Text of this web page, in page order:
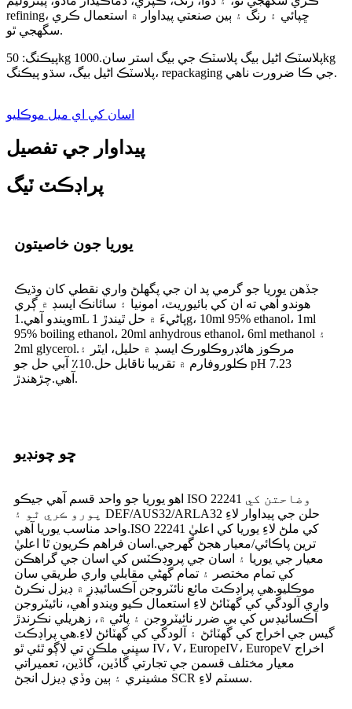
refining، ڇپائي ۽ رنگ ۽ ٻين صنعتي پيداوار ۾ استعمال ڪري
سگهجي ٿو.
پيڪنگ: 50kg پلاسٽڪ اڻيل بيگ پلاسٽڪ جي بيگ استر سان.1000kg
پلاسٽڪ اڻيل بيگ، سڌو پيڪنگ، repackaging جي ڪا ضرورت ناهي.
اسان کي اي ميل موڪليو
پيداوار جي تفصيل
پراڊڪٽ ٽيگ
يوريا جون خاصيتون
جڏهن يوريا جو گرمي پد ان جي پگھلڻ واري نقطي کان وڌيڪ
هوندو آهي ته ان کي بائيوريٽ، امونيا ۽ سائانڪ ايسڊ ۾ ڳري
ويندو آهي.1mL پاڻيءَ ۾ حل ٿيندڙ 1g، 10ml 95% ethanol، 1ml
95% boiling ethanol، 20ml anhydrous ethanol، 6ml methanol ۽
2ml glycerol.مرڪوز هائڊروڪلورڪ ايسڊ ۾ حليل، ايٿر ۽
ڪلوروفارم ۾ تقريبا ناقابل حل.10٪ آبي حل جو pH 7.23
آهي.چڙهندڙ.
ڇو چونڊيو
اهو يوريا جو واحد قسم آهي جيڪو ISO 22241 وضاحتن کي
پورو ڪري ٿو ۽ DEF/AUS32/ARLA32 حلن جي پيداوار لاءِ
واحد مناسب يوريا آهي.ISO 22241 کي ملڻ لاءِ يوريا کي اعليٰ
ترين پاڪائي/معيار هجڻ گهرجي.اسان فراهم ڪريون ٿا اعليٰ
معيار جي يوريا ۽ اسان جي پروڊڪٽس کي اسان جي گراهڪن
کي تمام مختصر ۽ تمام گهڻي مقابلي واري طريقي سان
موڪليو.هي پراڊڪٽ مائع نائٽروجن آڪسائيڊز ۾ ڊيزل نڪرڻ
واري آلودگي کي گهٽائڻ لاءِ استعمال ڪيو ويندو آهي، نائيٽروجن
آڪسائيڊس کي بي ضرر نائيٽروجن ۽ پاڻي ۾، ​​زهريلي نڪرندڙ
گيس جي اخراج کي گهٽائڻ ۽ آلودگي کي گهٽائڻ لاءِ.هي پراڊڪٽ
سڀني ملڪن تي لاڳو ٿئي ٿو IV، V، EuropeIV، EuropeV اخراج
معيار مختلف قسمن جي تجارتي گاڏين، گاڏين، تعميراتي
مشينري ۽ ٻين وڏي ڊيزل انجڻ SCR سسٽم لاءِ.